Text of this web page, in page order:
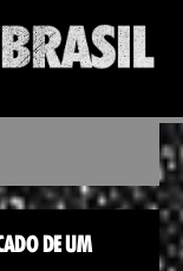
DE UM